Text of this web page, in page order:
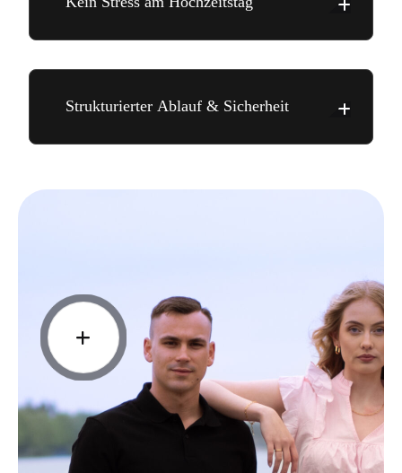
Strukturierter Ablauf & Sicherheit